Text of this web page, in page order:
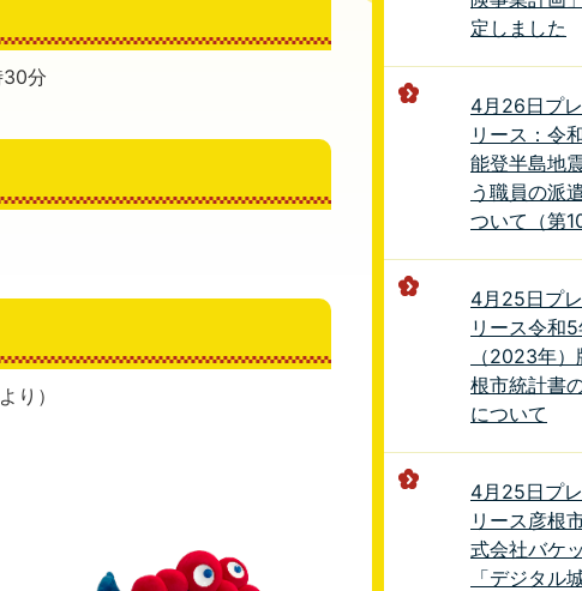
30分
り）
定しました
4月26日プ
リース：令
能登半島地
う職員の派
ついて（第
4月25日プ
リース令和
（2023年
根市統計書
について
4月25日プ
リース彦根
式会社バケ
「デジタル